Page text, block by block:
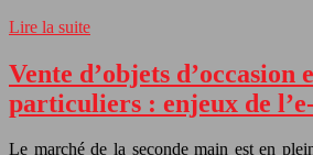
Lire la suite
Vente d’objets d’occasion
particuliers : enjeux de
Le marché de la seconde main est en